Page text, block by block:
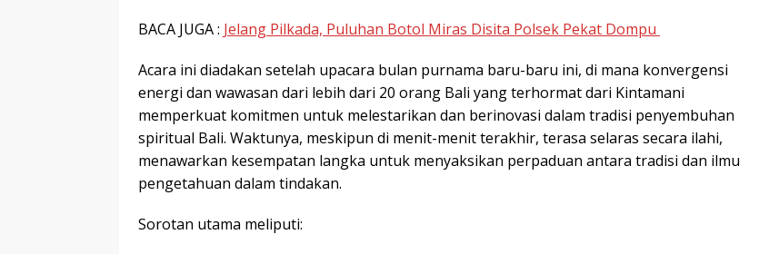
BACA JUGA : Jelang Pilkada, Puluhan Botol Miras Disita Polsek Pekat Dompu
Acara ini diadakan setelah upacara bulan purnama baru-baru ini, di mana konvergensi
energi dan wawasan dari lebih dari 20 orang Bali yang terhormat dari Kintamani
memperkuat komitmen untuk melestarikan dan berinovasi dalam tradisi penyembuhan
spiritual Bali. Waktunya, meskipun di menit-menit terakhir, terasa selaras secara ilahi,
menawarkan kesempatan langka untuk menyaksikan perpaduan antara tradisi dan ilmu
pengetahuan dalam tindakan.
Sorotan utama meliputi: